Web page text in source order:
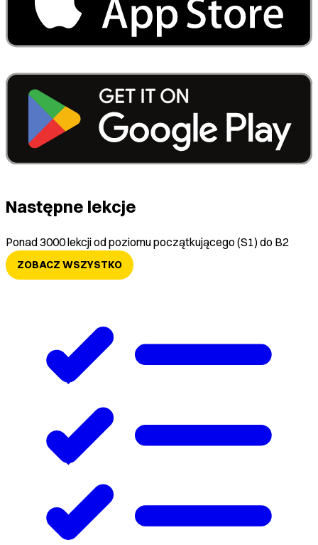
Następne lekcje
Ponad 3000 lekcji od poziomu początkującego (S1) do B2
ZOBACZ WSZYSTKO